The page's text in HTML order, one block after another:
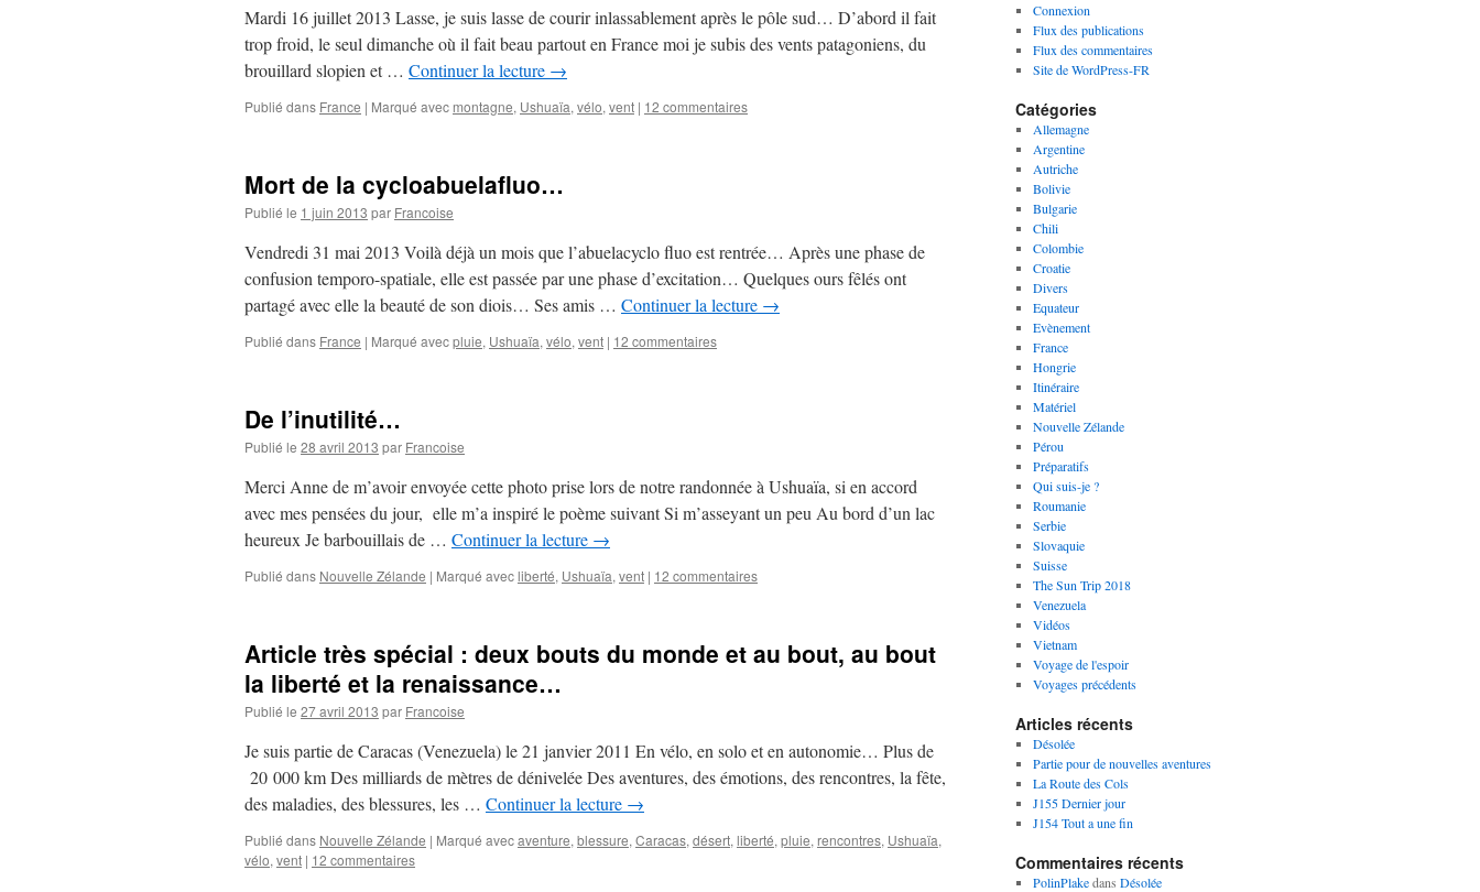
Mardi 16 juillet 2013 Lasse, je suis lasse de courir inlassablement après le pôle sud… D’abord il fait
trop froid, le seul dimanche où il fait beau partout en France moi je subis des vents patagoniens, du
brouillard slopien et … Continuer la lecture →
Publié dans France | Marqué avec montagne, Ushuaïa, vélo, vent | 12 commentaires
Mort de la cycloabuelafluo…
Publié le 1 juin 2013 par Francoise
Vendredi 31 mai 2013 Voilà déjà un mois que l’abuelacyclo fluo est rentrée… Après une phase de
confusion temporo-spatiale, elle est passée par une phase d’excitation… Quelques ours fêlés ont
partagé avec elle la beauté de son diois… Ses amis … Continuer la lecture →
Publié dans France | Marqué avecpluie, Ushuaïa, vélo, vent | 12 commentaires
De l’inutilité…
Publié le 28 avril 2013 par Francoise
Merci Anne de m’avoir envoyée cette photo prise lors de notre randonnée à Ushuaïa, si en accord
avec mes pensées du jour, elle m’a inspiré le poème suivant Si m’asseyant un peu Au bord d’un lac
heureux Je barbouillais de … Continuer la lecture →
Publié dans Nouvelle Zélande | Marqué avecliberté, Ushuaïa, vent | 12 commentaires
Article très spécial : deux bouts du monde et au bout, au bout
la liberté et la renaissance…
Publié le 27 avril 2013 par Francoise
Je suis partie de Caracas (Venezuela) le 21 janvier 2011 En vélo, en solo et en autonomie… Plus de
20 000 km Des milliards de mètres de dénivelée Des aventures, des émotions, des rencontres, la fête,
des maladies, des blessures, les … Continuer la lecture →
Publié dans Nouvelle Zélande | Marqué avecaventure, blessure, Caracas, désert, liberté, pluie, rencontres, Ushuaïa,
vélo, vent | 12 commentaires
Connexion
Flux des publications
Flux des commentaires
Site de WordPress-FR
Catégories
Allemagne
Argentine
Autriche
Bolivie
Bulgarie
Chili
Colombie
Croatie
Divers
Equateur
Evènement
France
Hongrie
Itinéraire
Matériel
Nouvelle Zélande
Pérou
Préparatifs
Qui suis-je ?
Roumanie
Serbie
Slovaquie
Suisse
The Sun Trip 2018
Venezuela
Vidéos
Vietnam
Voyage de l'espoir
Voyages précédents
Articles récents
Désolée
Partie pour de nouvelles aventures
La Route des Cols
J155 Dernier jour
J154 Tout a une fin
Commentaires récents
PolinPlakedans Désolée